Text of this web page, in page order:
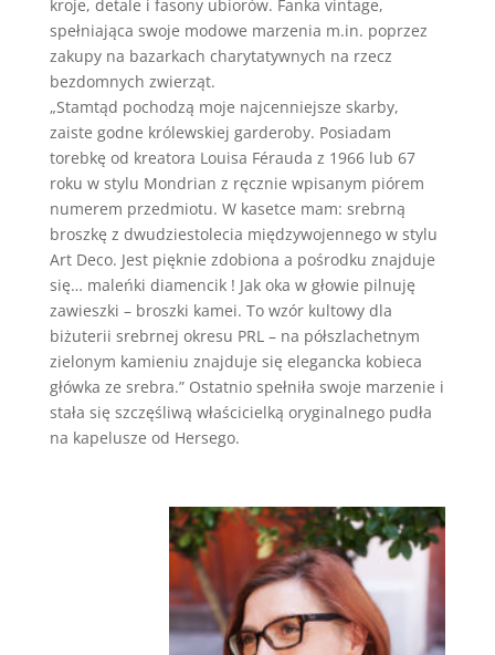
kroje, detale i fasony ubiorów. Fanka vintage,
spełniająca swoje modowe marzenia m.in. poprzez
zakupy na bazarkach charytatywnych na rzecz
bezdomnych zwierząt.
„Stamtąd pochodzą moje najcenniejsze skarby,
zaiste godne królewskiej garderoby. Posiadam
torebkę od kreatora Louisa Férauda z 1966 lub 67
roku w stylu Mondrian z ręcznie wpisanym piórem
numerem przedmiotu. W kasetce mam: srebrną
broszkę z dwudziestolecia międzywojennego w stylu
Art Deco. Jest pięknie zdobiona a pośrodku znajduje
się… maleńki diamencik ! Jak oka w głowie pilnuję
zawieszki – broszki kamei. To wzór kultowy dla
biżuterii srebrnej okresu PRL – na półszlachetnym
zielonym kamieniu znajduje się elegancka kobieca
główka ze srebra.” Ostatnio spełniła swoje marzenie i
stała się szczęśliwą właścicielką oryginalnego pudła
na kapelusze od Hersego.